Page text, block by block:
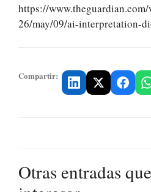
https://
26/may/09/ai-interpretation-
Compartir:
Otras entradas